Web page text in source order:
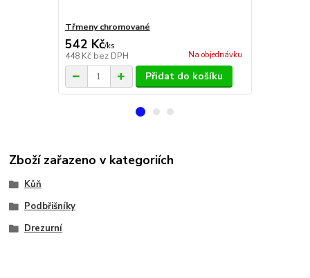
Třmeny chromované
542 Kč/ks
448 Kč bez DPH Na objednávku
Přidat do košíku
Zboží zařazeno v kategoriích
Kůň
Podbřišníky
Drezurní